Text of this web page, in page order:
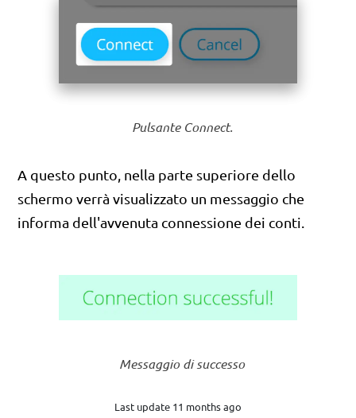
Pulsante Connect.
A questo punto, nella parte superiore dello
schermo verrà visualizzato un messaggio che
informa dell'avvenuta connessione dei conti.
Messaggio di successo
Last update 11 months ago